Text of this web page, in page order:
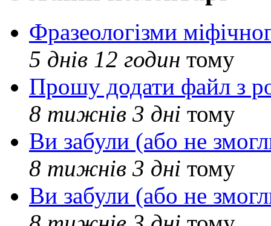
Фразеологізми
5 днів 12 годин тому
Прошу додати файл з
8 тижнів 3 дні тому
Ви забули (або не
8 тижнів 3 дні тому
Ви забули (або не